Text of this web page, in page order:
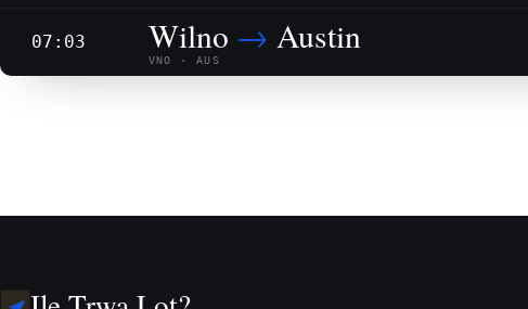
07:03 Wilno → Austin
VNO · AUS